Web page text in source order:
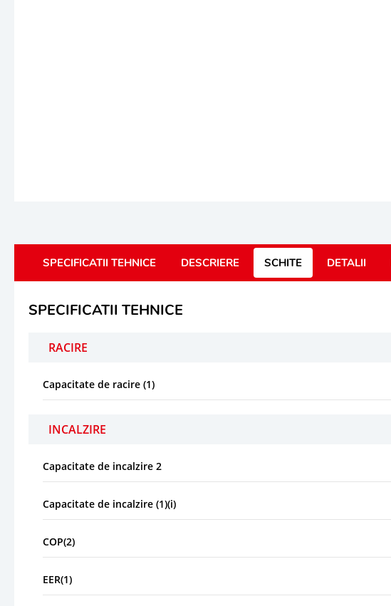
SPECIFICATII TEHNICE DESCRIERE SCHITE DETALII
SPECIFICATII TEHNICE
RACIRE
Capacitate de racire (1)
INCALZIRE
Capacitate de incalzire 2
Capacitate de incalzire (1)(i)
COP(2)
EER(1)